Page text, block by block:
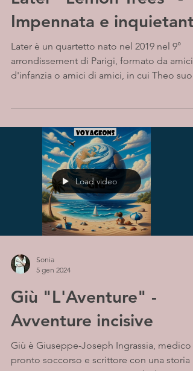
Impennata e inquietante
Later è un quartetto nato nel 2019 nel 9°
arrondissement di Parigi, formato da amici
d'infanzia o amici di amici, in cui Theo
Load video
Sonia
5 gen 2024
Giù "L'Aventure" -
Avventure incisive
Giù è Giuseppe-Joseph Ingrassia, medico
pronto soccorso e scrittore con una storia